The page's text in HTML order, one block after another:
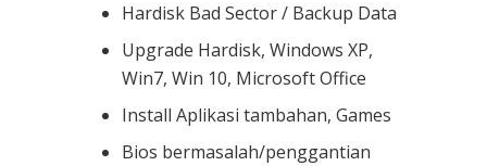
Hardisk Bad Sector / Backup Data
Upgrade Hardisk, Windows XP,
Win7, Win 10, Microsoft Office
Install Aplikasi tambahan, Games
Bios bermasalah/penggantian